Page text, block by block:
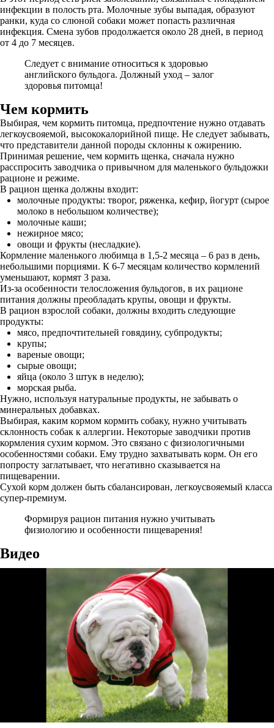
инфекции в полость рта. Молочные зубы выпадая, образуют
ранки, куда со слюной собаки может попасть различная
инфекция. Смена зубов продолжается около 28 дней, в период
от 4 до 7 месяцев.
Следует с внимание относиться к здоровью
английского бульдога. Должный уход – залог
здоровья питомца!
Чем кормить
Выбирая, чем кормить питомца, предпочтение нужно отдавать
легкоусвояемой, высококалорийной пище. Не следует забывать,
что представители данной породы склонны к ожирению.
Принимая решение, чем кормить щенка, сначала нужно
расспросить заводчика о привычном для маленького бульдожки
рационе и режиме.
В рацион щенка должны входит:
молочные продукты: творог, ряженка, кефир, йогурт (сырое
молоко в небольшом количестве);
молочные каши;
нежирное мясо;
овощи и фрукты (несладкие).
Кормление маленького любимца в 1,5-2 месяца – 6 раз в день,
небольшими порциями. К 6-7 месяцам количество кормлений
уменьшают, кормят 3 раза.
Из-за особенности телосложения бульдогов, в их рационе
питания должны преобладать крупы, овощи и фрукты.
В рацион взрослой собаки, должны входить следующие
продукты:
мясо, предпочтительней говядину, субпродукты;
крупы;
вареные овощи;
сырые овощи;
яйца (около 3 штук в неделю);
морская рыба.
Нужно, используя натуральные продукты, не забывать о
минеральных добавках.
Выбирая, каким кормом кормить собаку, нужно учитывать
склонность собак к аллергии. Некоторые заводчики против
кормления сухим кормом. Это связано с физиологичными
особенностями собаки. Ему трудно захватывать корм. Он его
попросту заглатывает, что негативно сказывается на
пищеварении.
Сухой корм должен быть сбалансирован, легкоусвояемый класса
супер-премиум.
Формируя рацион питания нужно учитывать
физиологию и особенности пищеварения!
Видео